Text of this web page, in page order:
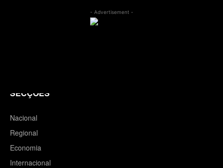
- Advertisement -
SECÇÕES
Nacional
Regional
Economia
Internacional